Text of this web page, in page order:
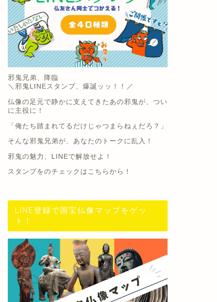
邪鬼兄弟、降臨
＼邪鬼LINEスタンプ、爆誕ッッ！！／
仏像の足元で静かに支えてきたあの邪鬼が、つい
に主役に！
「俺たち踏まれてるだけじゃつまらねぇだろ？」
そんな邪鬼兄弟が、あなたのトークに乱入！
邪鬼の魅力、LINEで解放せよ！
スタンプをのチェックは こちらから ！
LINE登録で国宝仏像マップをゲッ
ト！